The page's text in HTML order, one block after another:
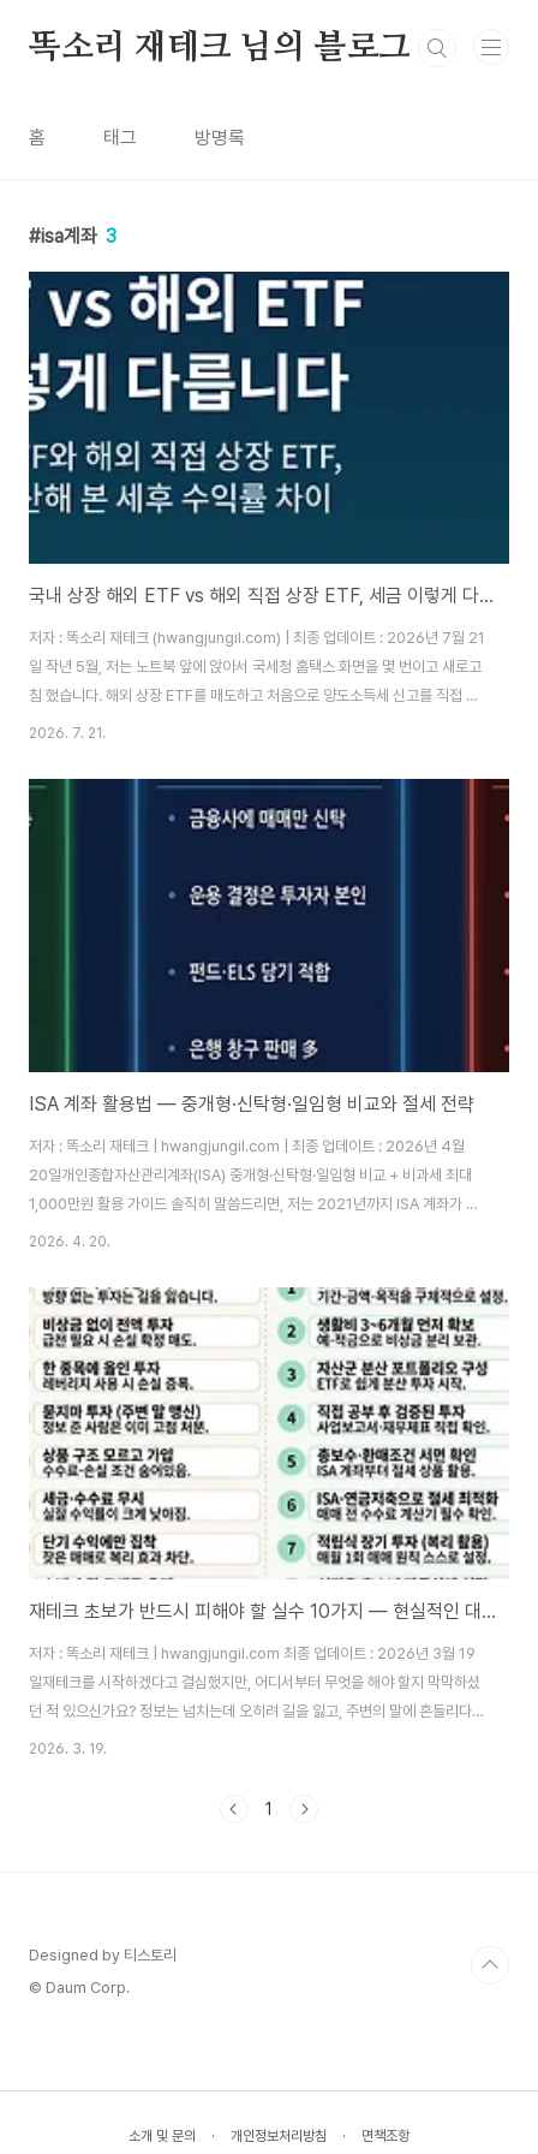
똑소리 재테크 님의 블로그
홈 태그 방명록
isa계좌 3
국내 상장 해외 ETF vs 해외 직접 상장 ETF, 세금 이렇게 다릅니다
저자 : 똑소리 재테크 (hwangjungil.com) | 최종 업데이트 : 2026년 7월 21
일 작년 5월, 저는 노트북 앞에 앉아서 국세청 홈택스 화면을 몇 번이고 새로고
침 했습니다. 해외 상장 ETF를 매도하고 처음으로 양도소득세 신고를 직접 해
본 날이었는데, 계산기를 두드리다가 순간 손이 멈췄습니다. 분명 수익률로는
했던 것보다 한참 적었기 때문입니다.같은 시기에 국내 증권사 계좌로 담아둔
국내 상장 해외 ETF는 세금 계산 자체를 신경 쓸 필요가 없었습니다. 증권사가
2026. 7. 21.
ISA 계좌 활용법 — 중개형·신탁형·일임형 비교와 절세 전략
저자 : 똑소리 재테크 | hwangjungil.com | 최종 업데이트 : 2026년 4월
20일개인종합자산관리계좌(ISA) 중개형·신탁형·일임형 비교 + 비과세 최대
1,000만원 활용 가이드 솔직히 말씀드리면, 저는 2021년까지 ISA 계좌가 뭔
지도 몰랐습니다. 그냥 통장이 하나 더 생기는 거 아닌가 싶었죠. 그러다 직장
쩍 뜨였습니다. 알고 보니 제 투자 수익에서 해마다 15.4%씩 세금이 조용히
빠져나가고 있었던 겁니다. 따라서 그날 바로 계좌를 만들었고, 이후 3년간의
경험을 이 글에 모두 담았습니다.목차세금은 왜 문제인가 — 아무도 알려주지
않는 투자 비용ISA 계좌란 정확히 무엇인가ISA 3종류 비교 ..
2026. 4. 20.
재테크 초보가 반드시 피해야 할 실수 10가지 — 현실적인 대처법 완전 정리
저자 : 똑소리 재테크 | hwangjungil.com 최종 업데이트 : 2026년 3월 19
일재테크를 시작하겠다고 결심했지만, 어디서부터 무엇을 해야 할지 막막하셨
던 적 있으신가요? 정보는 넘치는데 오히려 길을 잃고, 주변의 말에 흔들리다
손실을 경험하게 됩니다. 따라서 무엇을 해야 하는지보다 무엇을 하지 말아야
크가 실제 경험을 바탕으로 초보 투자자가 저지르는 핵심 실수 10가지와 현실
2026. 3. 19.
1
Designed by 티스토리
© Daum Corp.
소개 및 문의 · 개인정보처리방침 · 면책조항